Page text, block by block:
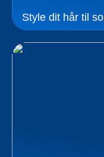
Style dit hår til